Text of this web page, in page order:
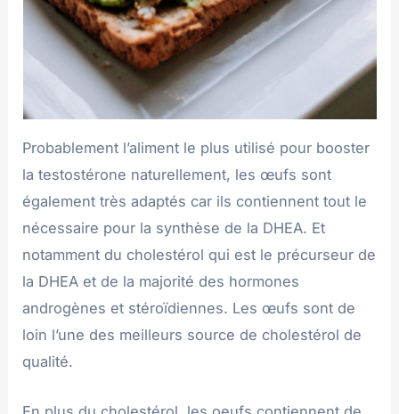
Probablement l’aliment le plus utilisé pour booster
la testostérone naturellement, les œufs sont
également très adaptés car ils contiennent tout le
nécessaire pour la synthèse de la DHEA. Et
notamment du cholestérol qui est le précurseur de
la DHEA et de la majorité des hormones
androgènes et stéroïdiennes. Les œufs sont de
loin l’une des meilleurs source de cholestérol de
qualité.